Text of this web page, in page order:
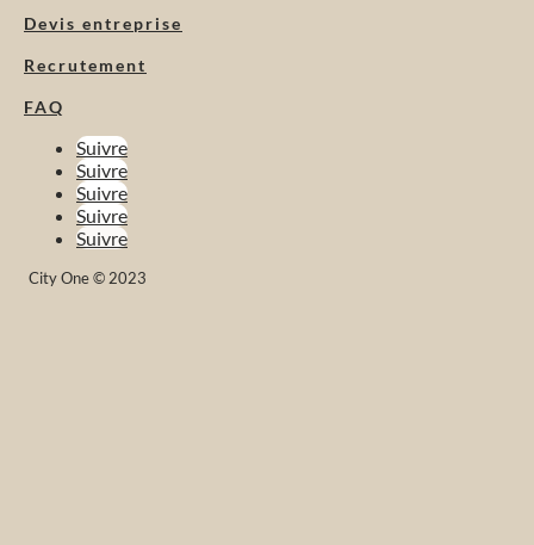
Devis entreprise
Recrutement
FAQ
Suivre
Suivre
Suivre
Suivre
Suivre
City One © 2023